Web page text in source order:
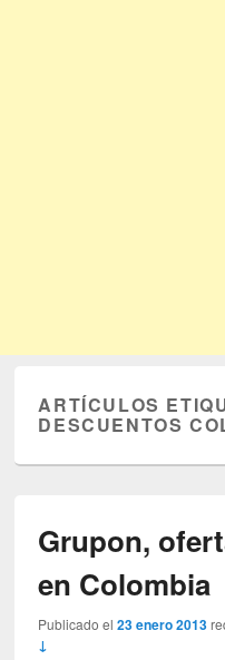
ARTÍCULOS
DESCUENTOS
Grupon,
en Colombia
Publicado el23 enero 2013
↓